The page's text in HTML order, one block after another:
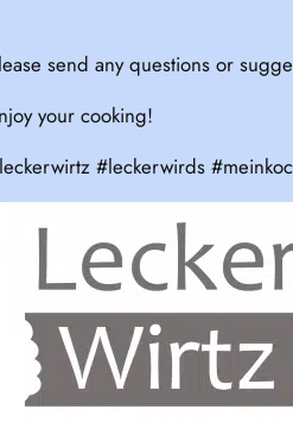
send any questions or
your cooking!
#leckerwirds